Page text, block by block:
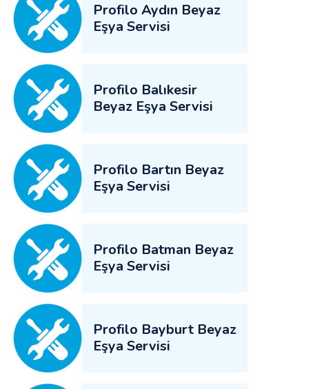
Profilo Aydın Beyaz
Eşya Servisi
Profilo Balıkesir
Beyaz Eşya Servisi
Profilo Bartın Beyaz
Eşya Servisi
Profilo Batman Beyaz
Eşya Servisi
Profilo Bayburt Beyaz
Eşya Servisi